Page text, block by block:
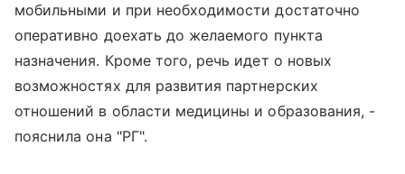
мобильными и при необходимости достаточно
оперативно доехать до желаемого пункта
назначения. Кроме того, речь идет о новых
возможностях для развития партнерских
отношений в области медицины и образования, -
пояснила она "РГ".